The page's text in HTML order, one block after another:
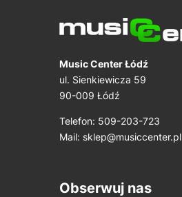
Music Center Łódź
ul. Sienkiewicza 59
90-009 Łódź
Telefon: 509-203-723
Mail: sklep@musiccenter.pl
Obserwuj nas